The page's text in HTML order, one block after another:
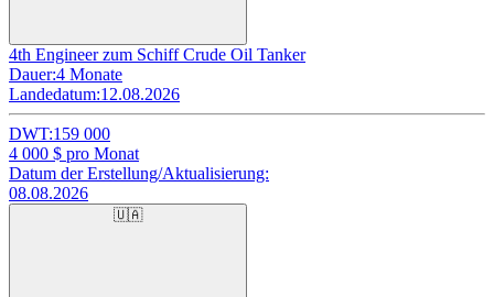
4th Engineer zum Schiff Crude Oil Tanker
Dauer:4 Monate
Landedatum:12.08.2026
DWT:159 000
4 000 $ pro Monat
Datum der Erstellung/Aktualisierung:
08.08.2026
🇺🇦